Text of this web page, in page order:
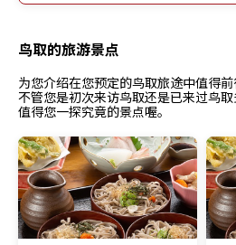
鸟取的旅游景点
为您介绍在您预定的鸟取旅途中值得前
不管您是初次来访鸟取还是已来过鸟
值得您一探究竟的景点喔。